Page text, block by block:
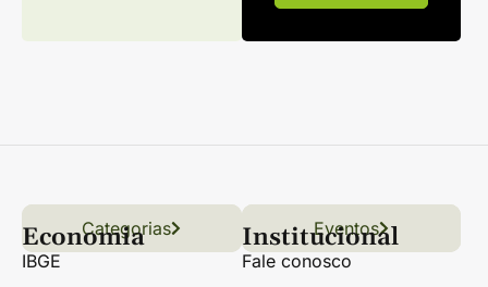
Links úteis
Conteúdo Grãos
Florestas Hortifrúti
Categorias Eventos
Economia
IBGE
Institucional
Fale conosco